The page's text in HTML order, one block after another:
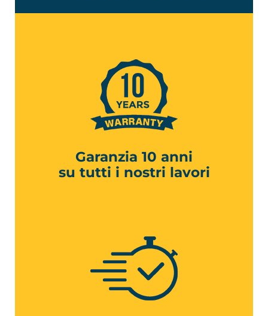
Garanzia 10 anni
su tutti i nostri lavori